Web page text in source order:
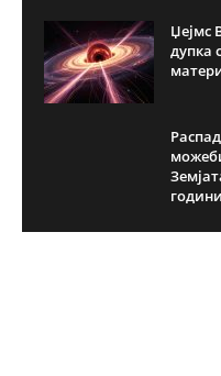
Џејмс
дупка
години